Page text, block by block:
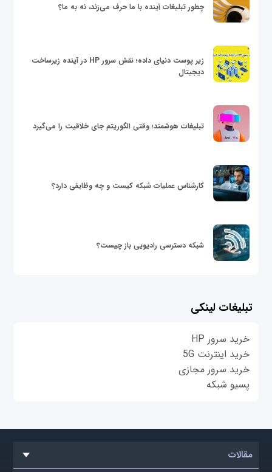
چطور تبلیغات آینده با ما حرف می‌زند، نه به ما؟
زیر پوست دنیای داده؛ نقش سرور HP در آینده زیرساخت
دیجیتال
تبلیغات هوشمند؛ وقتی الگوریتم جای خلاقیت را می‌گیرد
کارشناس عملیات شبکه کیست و چه وظایفی دارد؟
شبکه دسترسی رادیویی باز چیست؟
تبلیغات لینکی
خرید سرور HP
خرید اینترنت 5G
خرید سرور مجازی
پسیو شبکه
مقالات